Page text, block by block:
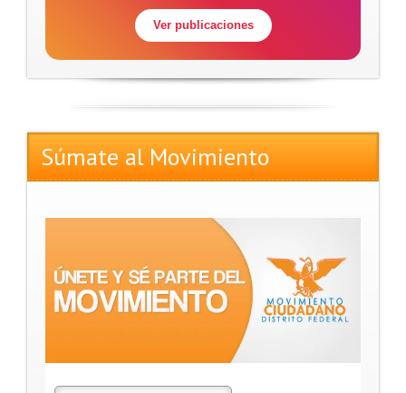
Ver publicaciones
Súmate al Movimiento